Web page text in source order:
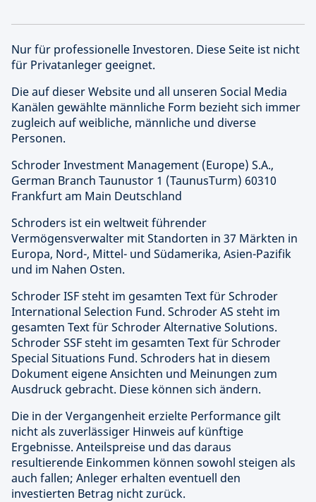
Nur für professionelle Investoren. Diese Seite ist nicht
für Privatanleger geeignet.
Die auf dieser Website und all unseren Social Media
Kanälen gewählte männliche Form bezieht sich immer
zugleich auf weibliche, männliche und diverse
Personen.
Schroder Investment Management (Europe) S.A.,
German Branch Taunustor 1 (TaunusTurm) 60310
Frankfurt am Main Deutschland
Schroders ist ein weltweit führender
Vermögensverwalter mit Standorten in 37 Märkten in
Europa, Nord-, Mittel- und Südamerika, Asien-Pazifik
und im Nahen Osten.
Schroder ISF steht im gesamten Text für Schroder
International Selection Fund. Schroder AS steht im
gesamten Text für Schroder Alternative Solutions.
Schroder SSF steht im gesamten Text für Schroder
Special Situations Fund. Schroders hat in diesem
Dokument eigene Ansichten und Meinungen zum
Ausdruck gebracht. Diese können sich ändern.
Die in der Vergangenheit erzielte Performance gilt
nicht als zuverlässiger Hinweis auf künftige
Ergebnisse. Anteilspreise und das daraus
resultierende Einkommen können sowohl steigen als
auch fallen; Anleger erhalten eventuell den
investierten Betrag nicht zurück.